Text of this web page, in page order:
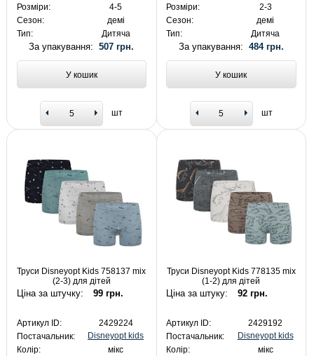
Розміри:
4-5
Сезон:
демі
Тип:
Дитяча
За упакування:507 грн.
У кошик
шт
Розміри:
2-3
Сезон:
демі
Тип:
Дитяча
За упакування: 484 грн.
У кошик
шт
Труси Disneyopt Kids 758137 mix
(2-3) для дітей
Ціна за штучку: 99 грн.
Артикул ID:
2429224
Постачальник:
Disneyopt kids
Колір:
мікс
Труси Disneyopt Kids 778135 mix
(1-2) для дітей
Ціна за штуку: 92 грн.
Артикул ID:
2429192
Постачальник:
Disneyopt kids
Колір:
мікс